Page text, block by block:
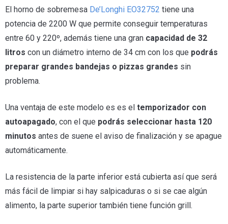
El horno de sobremesa De’Longhi EO32752 tiene una
potencia de 2200 W que permite conseguir temperaturas
entre 60 y 220º, además tiene una gran capacidad de 32
litros con un diámetro interno de 34 cm con los que podrás
preparar grandes bandejas o pizzas grandes sin
problema.
Una ventaja de este modelo es es el temporizador con
autoapagado, con el que podrás seleccionar hasta 120
minutos antes de suene el aviso de finalización y se apague
automáticamente.
La resistencia de la parte inferior está cubierta así que será
más fácil de limpiar si hay salpicaduras o si se cae algún
alimento, la parte superior también tiene función grill.